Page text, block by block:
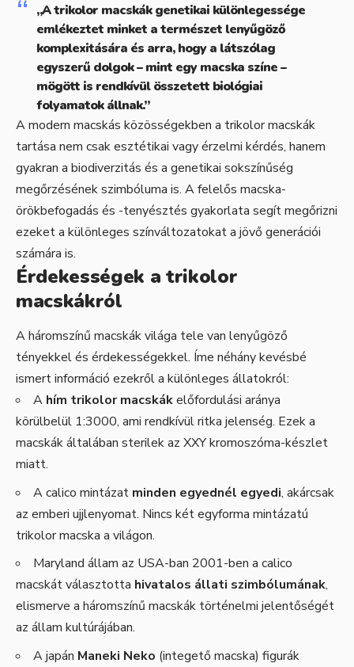
„A trikolor macskák genetikai különlegessége
emlékeztet minket a természet lenyűgöző
komplexitására és arra, hogy a látszólag
egyszerű dolgok – mint egy macska színe –
mögött is rendkívül összetett biológiai
folyamatok állnak.”
A modern macskás közösségekben a trikolor macskák
tartása nem csak esztétikai vagy érzelmi kérdés, hanem
gyakran a biodiverzitás és a genetikai sokszínűség
megőrzésének szimbóluma is. A felelős macska-
örökbefogadás és -tenyésztés gyakorlata segít megőrizni
ezeket a különleges színváltozatokat a jövő generációi
számára is.
Érdekességek a trikolor
macskákról
A háromszínű macskák világa tele van lenyűgöző
tényekkel és érdekességekkel. Íme néhány kevésbé
ismert információ ezekről a különleges állatokról:
A hím trikolor macskákelőfordulási aránya
körülbelül 1:3000, ami rendkívül ritka jelenség. Ezek a
macskák általában sterilek az XXY kromoszóma-készlet
miatt.
A calico mintázat minden egyednél egyedi, akárcsak
az emberi ujjlenyomat. Nincs két egyforma mintázatú
trikolor macska a világon.
Maryland állam az USA-ban 2001-ben a calico
macskát választotta hivatalos állati szimbólumának,
elismerve a háromszínű macskák történelmi jelentőségét
az állam kultúrájában.
A japán Maneki Neko (integető macska) figurák